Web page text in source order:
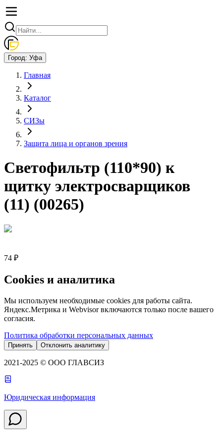
Город: Уфа
Главная
Каталог
СИЗы
Защита лица и органов зрения
Светофильтр (110*90) к
щитку электросварщиков
(11) (00265)
74 ₽
Cookies и аналитика
Мы используем необходимые cookies для работы сайта.
Яндекс.Метрика и Webvisor включаются только после вашего
согласия.
Политика обработки персональных данных
Принять Отклонить аналитику
2021-2025 © ООО ГЛАВСИЗ
Юридическая информация